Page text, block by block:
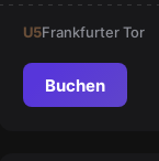
U5Frankfurter Tor
Buchen